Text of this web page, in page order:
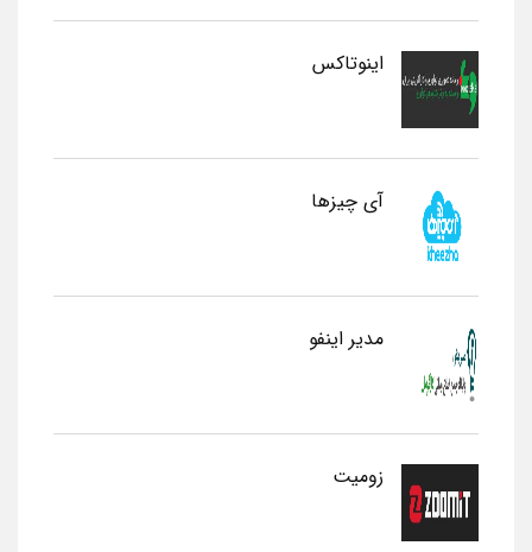
اینوتاکس
آی چیزها
مدیر اینفو
زومیت